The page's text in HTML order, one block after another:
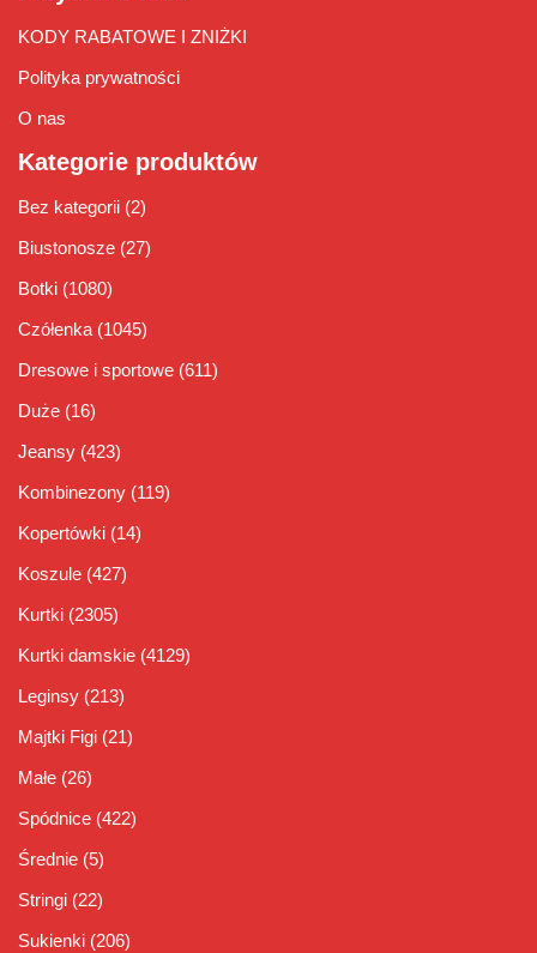
KODY RABATOWE I ZNIŻKI
Polityka prywatności
O nas
Kategorie produktów
Bez kategorii (2)
Biustonosze (27)
Botki (1080)
Czółenka (1045)
Dresowe i sportowe (611)
Duże (16)
Jeansy (423)
Kombinezony (119)
Kopertówki (14)
Koszule (427)
Kurtki (2305)
Kurtki damskie (4129)
Leginsy (213)
Majtki Figi (21)
Małe (26)
Spódnice (422)
Średnie (5)
Stringi (22)
Sukienki (206)